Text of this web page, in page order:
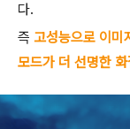
다.
즉 고성능으로 이
모드가 더 선명한